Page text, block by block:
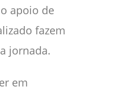
apoio de
fazem
jornada.
em